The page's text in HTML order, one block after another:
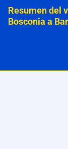
Resumen del
Bosconia a